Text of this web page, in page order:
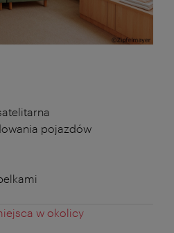
pojazdów
w okolicy